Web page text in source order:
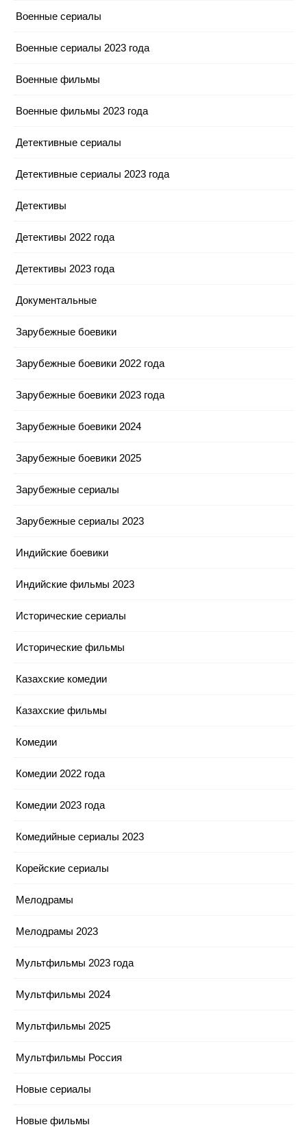
Военные сериалы
Военные сериалы 2023 года
Военные фильмы
Военные фильмы 2023 года
Детективные сериалы
Детективные сериалы 2023 года
Детективы
Детективы 2022 года
Детективы 2023 года
Документальные
Зарубежные боевики
Зарубежные боевики 2022 года
Зарубежные боевики 2023 года
Зарубежные боевики 2024
Зарубежные боевики 2025
Зарубежные сериалы
Зарубежные сериалы 2023
Индийские боевики
Индийские фильмы 2023
Исторические сериалы
Исторические фильмы
Казахские комедии
Казахские фильмы
Комедии
Комедии 2022 года
Комедии 2023 года
Комедийные сериалы 2023
Корейские сериалы
Мелодрамы
Мелодрамы 2023
Мультфильмы 2023 года
Мультфильмы 2024
Мультфильмы 2025
Мультфильмы Россия
Новые сериалы
Новые фильмы